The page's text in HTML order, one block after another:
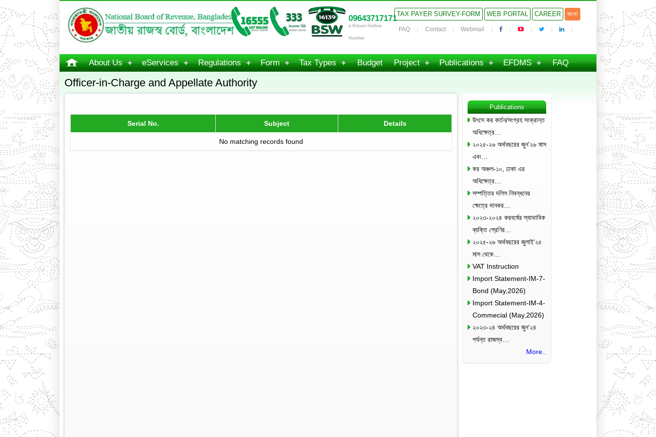
09643717171
e-Return Hotline
Number
TAX PAYER SURVEY-FORM WEB PORTAL CAREER বাংলা
FAQ Contact Webmail
About Us eServices Regulations Form Tax Types Budget Project Publications EFDMS FAQ
Officer-in-Charge and Appellate Authority
Serial No. Subject Details
No matching records found
Publications
উৎসে কর কর্তন/সংগ্রহ সংক্রান্ত
অধিক্ষেত্র…
২০২৫-২৬ অর্থবছরের জুন’২৬ মাস
এবং…
কর অঞ্চল-১০, ঢাকা এর
অধিক্ষেত্র…
সম্পত্তির দলিল নিবন্ধনের
ক্ষেত্রে দানকর…
২০২৩-২০২৪ করবর্ষের স্বাভাবিক
ব্যক্তি শ্রেণির…
২০২৫-২৬ অর্থবছরের জুলাই’২৫
মাস থেকে…
VAT Instruction
Import Statement-IM-7-
Bond (May,2026)
Import Statement-IM-4-
Commecial (May,2026)
২০২৩-২৪ অর্থবছরের জুন’২৪
পর্যন্ত রাজস্ব…
More..